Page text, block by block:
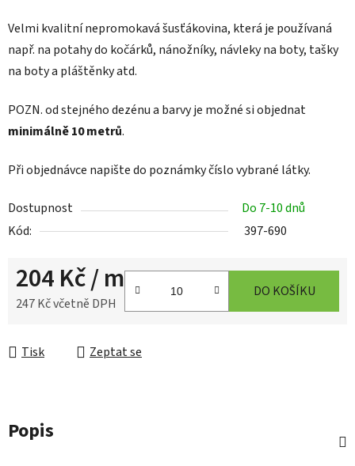
Velmi kvalitní nepromokavá šusťákovina, která je používaná
např. na potahy do kočárků, nánožníky, návleky na boty, tašky
na boty a pláštěnky atd.
POZN.od stejného dezénu a barvy je možné si objednat
minimálně 10 metrů.
Při objednávce napište do poznámky číslo vybrané látky.
Dostupnost
Do 7-10 dnů
Kód:
397-690
204 Kč/ m
247 Kč včetně DPH
DO KOŠÍKU
Tisk Zeptat se
Popis